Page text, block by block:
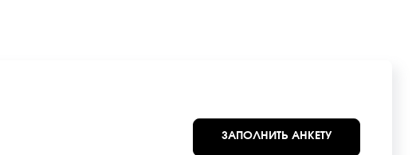
ЗАПОЛНИТЬ АНКЕТУ